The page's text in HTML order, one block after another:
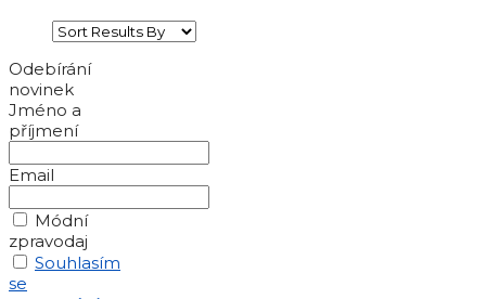
Odebírání
novinek
Jméno a
příjmení
Email
Módní
zpravodaj
Souhlasím
se